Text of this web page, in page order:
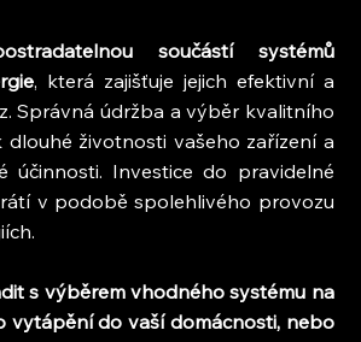
součástí systémů
, která zajišťuje jejich efektivní a
Správná údržba a výběr kvalitního
životnosti vašeho zařízení a
účinnosti. Investice do pravidelné
v podobě spolehlivého provozu
s výběrem vhodného systému na
vytápění do vaší domácnosti, nebo